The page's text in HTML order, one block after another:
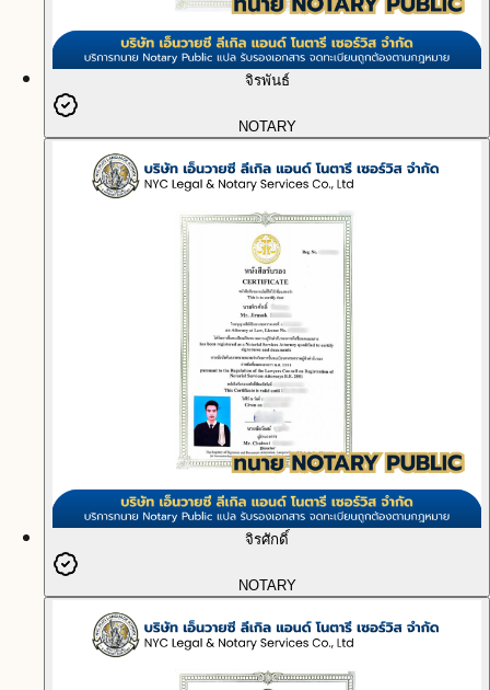
จิรพันธ์
NOTARY
จิรศักดิ์
NOTARY